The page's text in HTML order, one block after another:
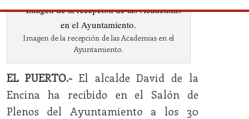
Imagen de la recepción de las Academias en el
Ayuntamiento.
EL PUERTO.-El alcalde David de la
Encina ha recibido en el Salón de
Plenos del Ayuntamiento a los 30